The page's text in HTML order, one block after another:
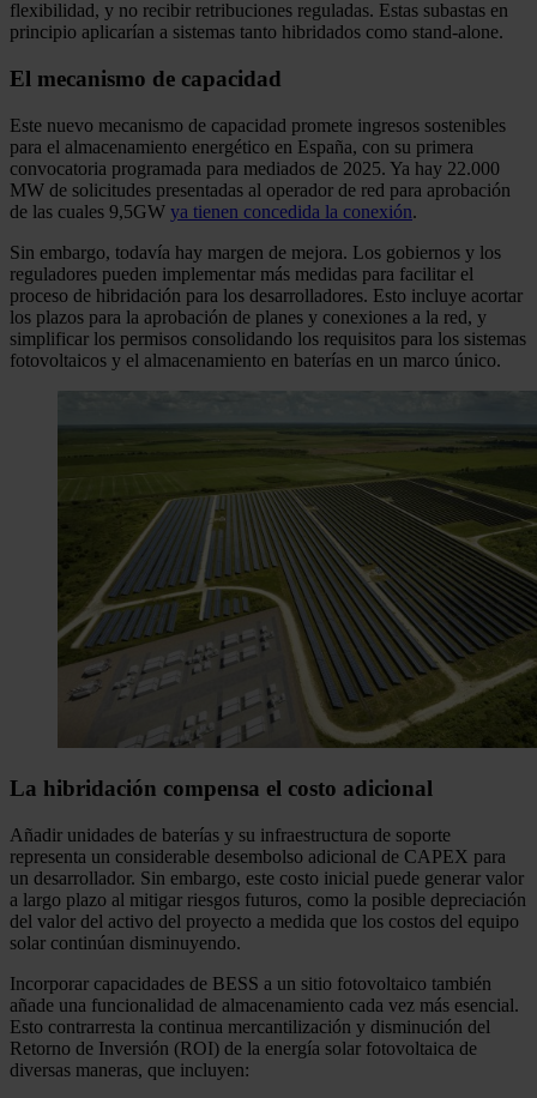
flexibilidad, y no recibir retribuciones reguladas. Estas subastas en
principio aplicarían a sistemas tanto hibridados como stand-alone.
El mecanismo de capacidad
Este nuevo mecanismo de capacidad promete ingresos sostenibles
para el almacenamiento energético en España, con su primera
convocatoria programada para mediados de 2025. Ya hay 22.000
MW de solicitudes presentadas al operador de red para aprobación
de las cuales 9,5GW ya tienen concedida la conexión.
Sin embargo, todavía hay margen de mejora. Los gobiernos y los
reguladores pueden implementar más medidas para facilitar el
proceso de hibridación para los desarrolladores. Esto incluye acortar
los plazos para la aprobación de planes y conexiones a la red, y
simplificar los permisos consolidando los requisitos para los sistemas
fotovoltaicos y el almacenamiento en baterías en un marco único.
La hibridación compensa el costo adicional
Añadir unidades de baterías y su infraestructura de soporte
representa un considerable desembolso adicional de CAPEX para
un desarrollador. Sin embargo, este costo inicial puede generar valor
a largo plazo al mitigar riesgos futuros, como la posible depreciación
del valor del activo del proyecto a medida que los costos del equipo
solar continúan disminuyendo.
Incorporar capacidades de BESS a un sitio fotovoltaico también
añade una funcionalidad de almacenamiento cada vez más esencial.
Esto contrarresta la continua mercantilización y disminución del
Retorno de Inversión (ROI) de la energía solar fotovoltaica de
diversas maneras, que incluyen: